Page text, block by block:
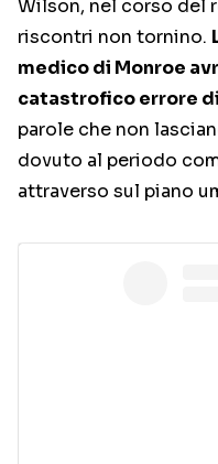
Wilson, nel corso del
riscontri non tornino.
medico di Monroe
catastrofico errore
parole che non
dovuto al periodo
attraverso sul piano